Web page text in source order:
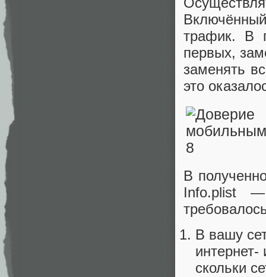
трафик. В
первых,
заменять
это
В
Info.plist
В вашу
скольки